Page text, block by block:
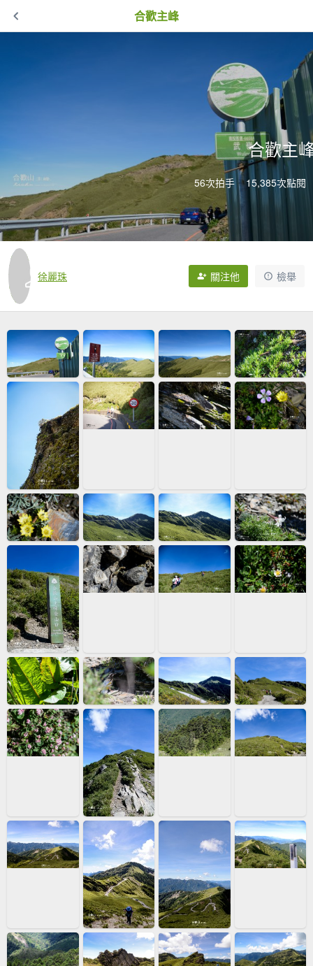
合歡主峰
合歡主
56次拍手 15,385次點閱
徐麗珠 關注他 檢舉